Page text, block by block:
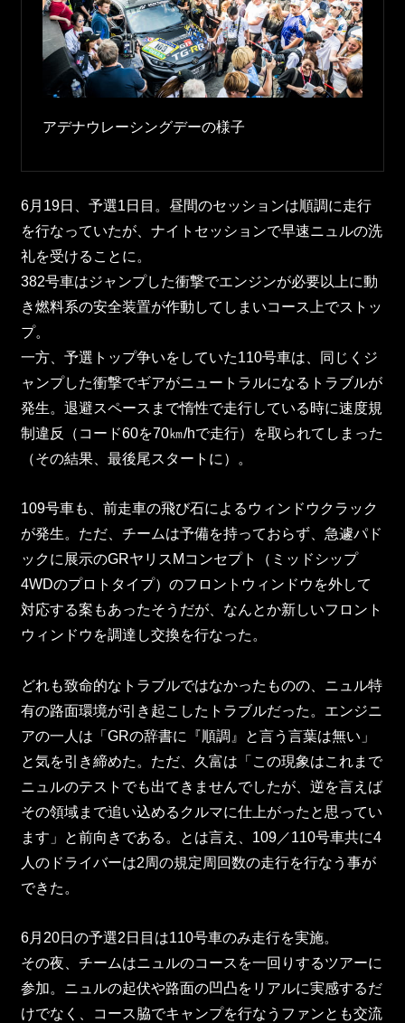
アデナウレーシングデーの様子
6月19日、予選1日目。昼間のセッションは順調に走行
を行なっていたが、ナイトセッションで早速ニュルの洗
礼を受けることに。
382号車はジャンプした衝撃でエンジンが必要以上に動
き燃料系の安全装置が作動してしまいコース上でストッ
プ。
一方、予選トップ争いをしていた110号車は、同じくジ
ャンプした衝撃でギアがニュートラルになるトラブルが
発生。退避スペースまで惰性で走行している時に速度規
制違反（コード60を70㎞/hで走行）を取られてしまった
（その結果、最後尾スタートに）。
109号車も、前走車の飛び石によるウィンドウクラック
が発生。ただ、チームは予備を持っておらず、急遽パド
ックに展示のGRヤリスMコンセプト（ミッドシップ
4WDのプロトタイプ）のフロントウィンドウを外して
対応する案もあったそうだが、なんとか新しいフロント
ウィンドウを調達し交換を行なった。
どれも致命的なトラブルではなかったものの、ニュル特
有の路面環境が引き起こしたトラブルだった。エンジニ
アの一人は「GRの辞書に『順調』と言う言葉は無い」
と気を引き締めた。ただ、久富は「この現象はこれまで
ニュルのテストでも出てきませんでしたが、逆を言えば
その領域まで追い込めるクルマに仕上がったと思ってい
ます」と前向きである。とは言え、109／110号車共に4
人のドライバーは2周の規定周回数の走行を行なう事が
できた。
6月20日の予選2日目は110号車のみ走行を実施。
その夜、チームはニュルのコースを一回りするツアーに
参加。ニュルの起伏や路面の凹凸をリアルに実感するだ
けでなく、コース脇でキャンプを行なうファンとも交流